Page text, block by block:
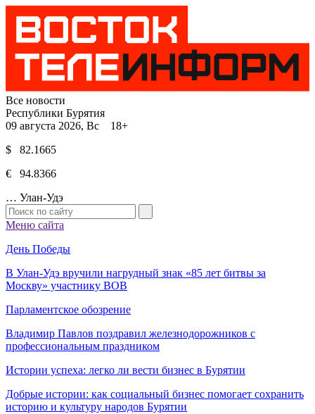
Все новости
Республики Бурятия
09 августа 2026, Вс 18+
$ 82.1665
€ 94.8366
… Улан-Удэ
Меню сайта
День Победы
В Улан-Удэ вручили нагрудный знак «85 лет битвы за
Москву» участнику ВОВ
Парламентское обозрение
Владимир Павлов поздравил железнодорожников с
профессиональным праздником
Истории успеха: легко ли вести бизнес в Бурятии
Добрые истории: как социальный бизнес помогает сохранить
историю и культуру народов Бурятии